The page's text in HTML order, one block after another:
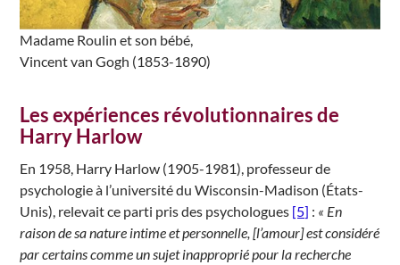
Madame Roulin et son bébé,
Vincent van Gogh (1853-1890)
Les expériences révolutionnaires de
Harry Harlow
En 1958, Harry Harlow (1905-1981), professeur de
psychologie à l’université du Wisconsin-Madison (États-
Unis), relevait ce parti pris des psychologues [5] : « En
raison de sa nature intime et personnelle, [l’amour] est considéré
par certains comme un sujet inapproprié pour la recherche